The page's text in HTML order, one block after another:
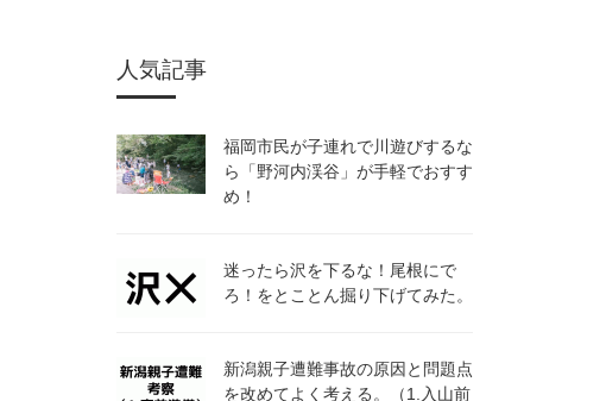
人気記事
福岡市民が子連れで川遊びするな
ら「野河内渓谷」が手軽でおすす
め！
迷ったら沢を下るな！尾根にで
ろ！をとことん掘り下げてみた。
新潟親子遭難事故の原因と問題点
を改めてよく考える。（1.入山前